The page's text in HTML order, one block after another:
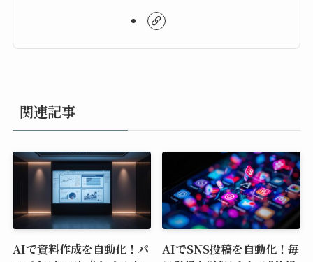
関連記事
AIで資料作成を自動化！パ
AIでSNS投稿を自動化！毎